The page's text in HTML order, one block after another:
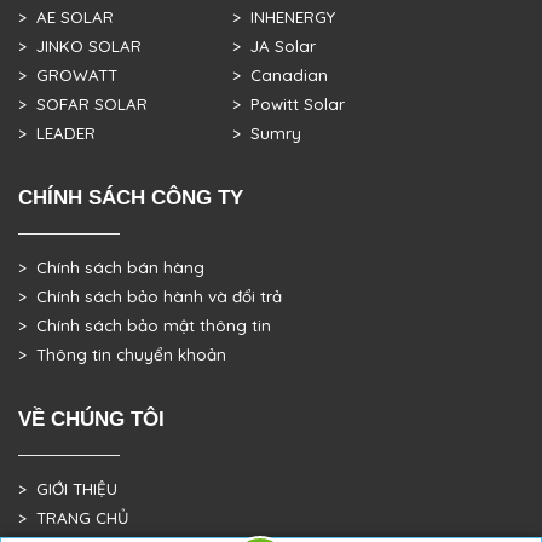
> AE SOLAR
> JINKO SOLAR
> GROWATT
> SOFAR SOLAR
> LEADER
> INHENERGY
> JA Solar
> Canadian
> Powitt Solar
> Sumry
CHÍNH SÁCH CÔNG TY
> Chính sách bán hàng
> Chính sách bảo hành và đổi trả
> Chính sách bảo mật thông tin
> Thông tin chuyển khoản
VỀ CHÚNG TÔI
> GIỚI THIỆU
> TRANG CHỦ